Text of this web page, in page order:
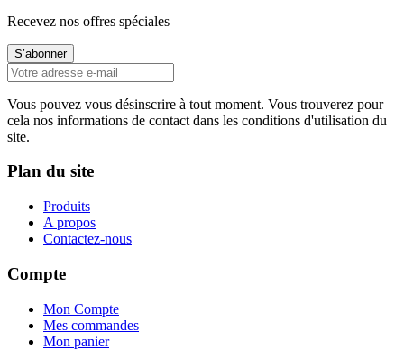
Recevez nos offres spéciales
Vous pouvez vous désinscrire à tout moment. Vous trouverez pour
cela nos informations de contact dans les conditions d'utilisation du
site.
Plan du site
Produits
A propos
Contactez-nous
Compte
Mon Compte
Mes commandes
Mon panier